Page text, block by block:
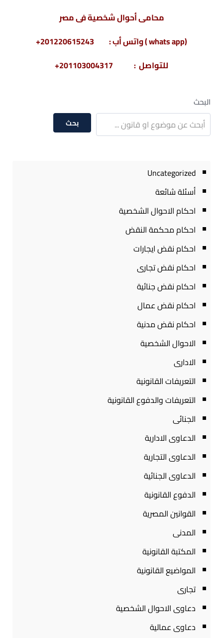
محامى أحوال شخصية فى مصر
(whats app ) واتس أب : 201220615243+
للتواصل : 201103004317+
البحث
بحث
Uncategorized
أسئلة شائعة
احكام الاحوال الشخصية
احكام محكمة النقض
احكام نقض ايجارات
احكام نقض تجارى
احكام نقض جنائية
احكام نقض عمال
احكام نقض مدنية
الاحوال الشخصية
الادارى
التعريفات القانونية
التعريفات والدفوع القانونية
الجنائى
الدعاوى الادارية
الدعاوى التجارية
الدعاوى الجنائية
الدفوع القانونية
القوانين المصرية
المدنى
المكتبة القانونية
المواضيع القانونية
تجارى
دعاوى الاحوال الشخصية
دعاوى عمالية